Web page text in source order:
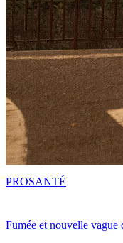
Fumée et nouvelle vague
PROSANTÉ